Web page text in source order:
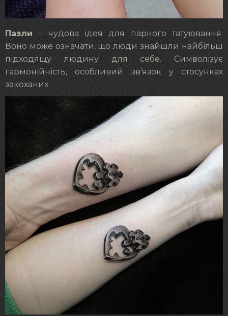
Пазли – чудова ідея для парного татуювання.
Воно може означати, що люди знайшли найбільш
підходящу людину для себе. Символізує
гармонійність, особливий зв’язок у стосунках
закоханих.